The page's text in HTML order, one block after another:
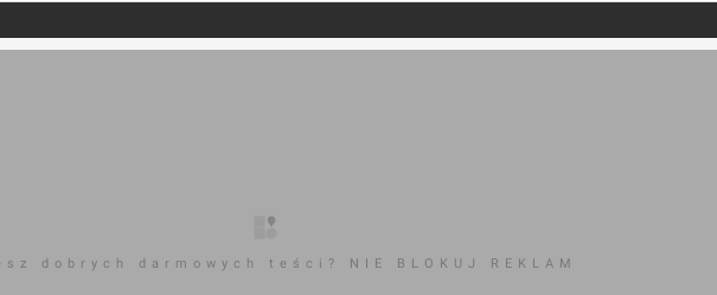
dobrych darmowych teści? NIE BLOKUJ REKLAM